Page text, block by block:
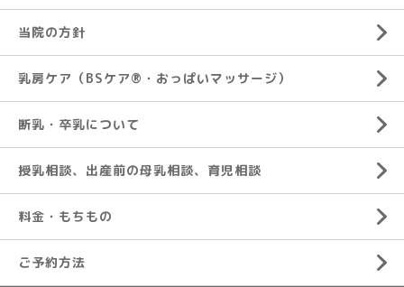
当院の方針
乳房ケア（BSケア®︎・おっぱいマッサージ）
断乳・卒乳について
授乳相談、出産前の母乳相談、育児相談
料金・もちもの
ご予約方法